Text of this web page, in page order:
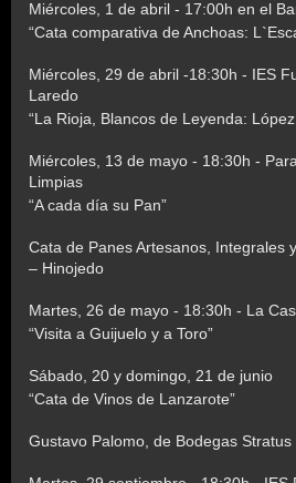
Miércoles, 1 de abril - 17:00h en el
“Cata comparativa de Anchoas:
Miércoles, 29 de abril -18:30h - IES
Laredo
“La Rioja, Blancos de Leyenda:
Miércoles, 13 de mayo - 18:30h -
Limpias
“A cada día su Pan”
Cata de Panes Artesanos, Integrales
– Hinojedo
Martes, 26 de mayo - 18:30h - La
“Visita a Guijuelo y a Toro”
Sábado, 20 y domingo, 21 de junio
“Cata de Vinos de Lanzarote”
Gustavo Palomo, de Bodegas Stratus